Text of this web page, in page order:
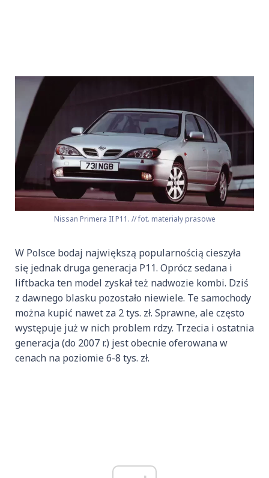
Nissan Primera II P11. // fot. materiały prasowe
W Polsce bodaj największą popularnością cieszyła
się jednak druga generacja P11. Oprócz sedana i
liftbacka ten model zyskał też nadwozie kombi. Dziś
z dawnego blasku pozostało niewiele. Te samochody
można kupić nawet za 2 tys. zł. Sprawne, ale często
występuje już w nich problem rdzy. Trzecia i ostatnia
generacja (do 2007 r.) jest obecnie oferowana w
cenach na poziomie 6-8 tys. zł.